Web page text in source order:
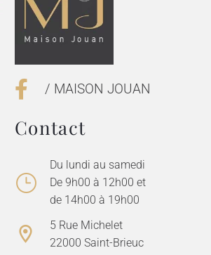
/ MAISON JOUAN
Contact
Du lundi au samedi
De 9h00 à 12h00 et
de 14h00 à 19h00
5 Rue Michelet
22000 Saint-Brieuc